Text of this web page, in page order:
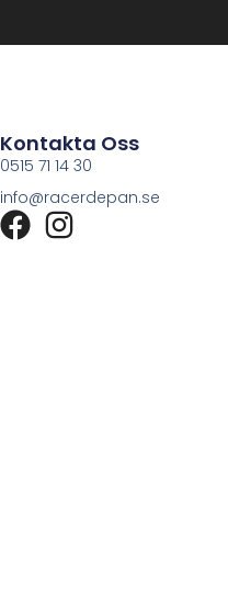
Kontakta Oss
0515 71 14 30
info@racerdepan.se